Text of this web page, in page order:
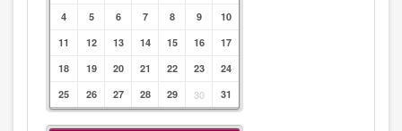
4
5 6 7 8 9
10
11
12 13 14 15 16
17
18
19 20 21 22 23
24
25
26 27 28 29 30 31